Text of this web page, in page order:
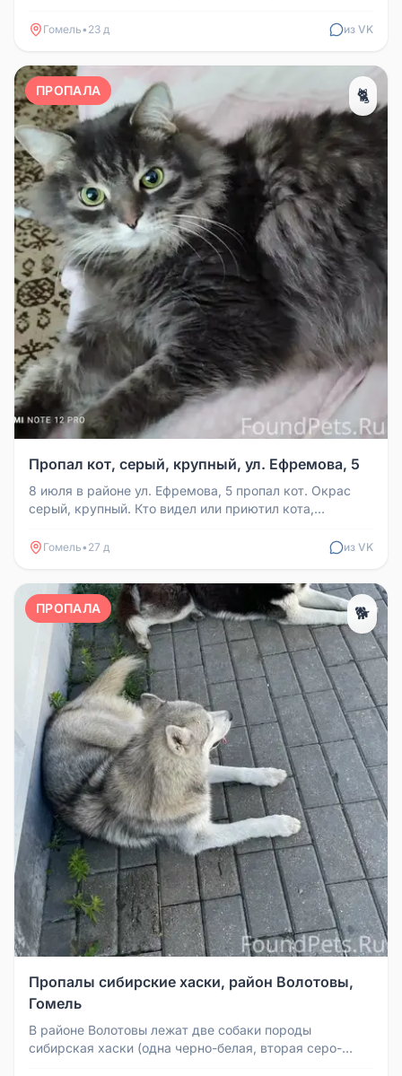
Гомель• 23 д из VK
ПРОПАЛА 🐈
Пропал кот, серый, крупный, ул. Ефремова, 5
8 июля в районе ул. Ефремова, 5 пропал кот. Окрас
серый, крупный. Кто видел или приютил кота,
Гомель• 27 д из VK
ПРОПАЛА 🐕
Пропалы сибирские хаски, район Волотовы,
Гомель
В районе Волотовы лежат две собаки породы
сибирская хаски (одна черно-белая, вторая серо-